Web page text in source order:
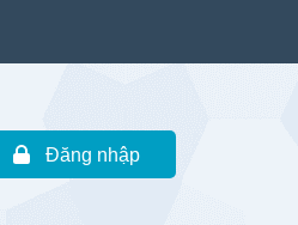
Đăng nhập